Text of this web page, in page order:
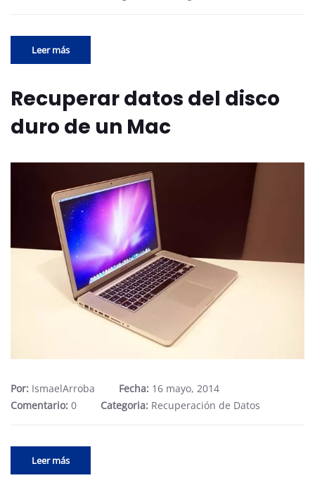
Leer más
Recuperar datos del disco
duro de un Mac
Por: IsmaelArroba Fecha: 16 mayo, 2014
Comentario: 0 Categoria: Recuperación de Datos
Leer más